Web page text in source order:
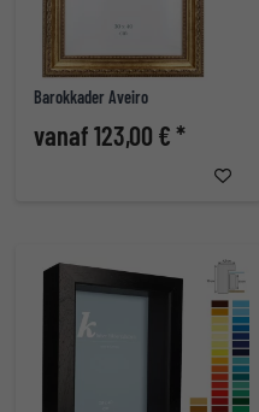
Barokkader Aveiro
vanaf 123,00 € *